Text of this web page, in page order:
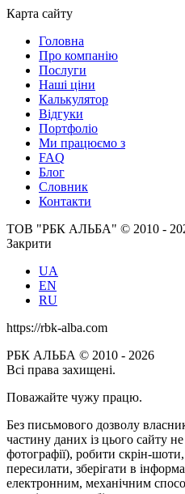
Карта сайту
Головна
Про компанію
Послуги
Наші ціни
Калькулятор
Відгуки
Портфоліо
Ми працюємо з
FAQ
Блог
Словник
Контакти
ТОВ "РБК АЛЬБА" © 2010 -
Закрити
UA
EN
RU
https://rbk-alba.com
РБК АЛЬБА © 2010 - 2026
Всі права захищені.
Поважайте чужу працю.
Без письмового дозволу
частину даних із цього сайту
фотографії), робити скрін-
пересилати, зберігати в
електронним, механічним